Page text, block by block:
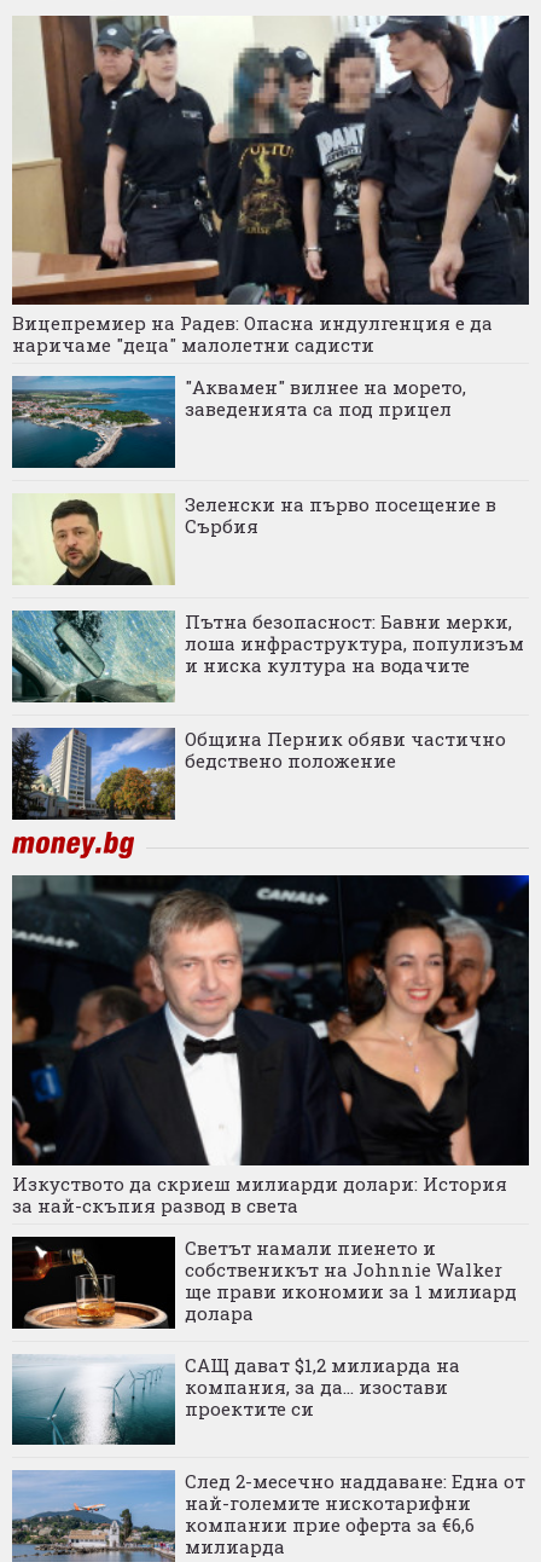
Вицепремиер на Радев: Опасна индулгенция е да
наричаме "деца" малолетни садисти
"Аквамен" вилнее на морето,
заведенията са под прицел
Зеленски на първо посещение в
Сърбия
Пътна безопасност: Бавни мерки,
лоша инфраструктура, популизъм
и ниска култура на водачите
Община Перник обяви частично
бедствено положение
Изкуството да скриеш милиарди долари: История
за най-скъпия развод в света
Светът намали пиенето и
собственикът на Johnnie Walker
ще прави икономии за 1 милиард
долара
САЩ дават $1,2 милиарда на
компания, за да... изостави
проектите си
След 2-месечно наддаване: Една от
най-големите нискотарифни
компании прие оферта за €6,6
милиарда